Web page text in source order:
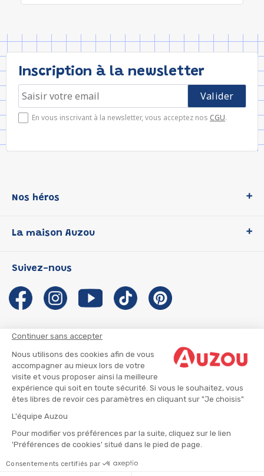
Continuer sans accepter
Nous utilisons des cookies afin de vous
accompagner au mieux lors de votre
visite et vous proposer ainsi la meilleure
expérience qui soit en toute sécurité. Si vous le souhaitez, vous
êtes libres de revoir ces paramètres en cliquant sur "Je choisis"
L'équipe Auzou
Pour modifier vos préférences par la suite, cliquez sur le lien
'Préférences de cookies' situé dans le pied de page.
Consentements certifiés par
Inscription à la newsletter
En vous inscrivant à la newsletter, vous acceptez nos CGU.
Nos héros
P'tit Loup
Les Influenceuses
Migali
Petite Taupe
La maison Auzou
Notre histoire
Auzou s'engage
Auteurs et illustrateurs Auzou
Suivre mon colis
Infos consommateur
Suivez-nous
CGU
CGV
Mentions légales
© 2026 - AUZOU |